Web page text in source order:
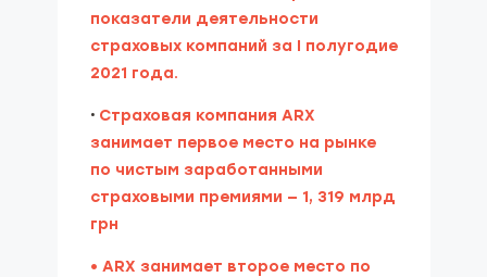
показатели деятельности
страховых компаний за I полугодие
2021 года.
• Страховая компания ARX
занимает первое место на рынке
по чистым заработанными
страховыми премиями — 1, 319 млрд
грн
• ARX занимает второе место по